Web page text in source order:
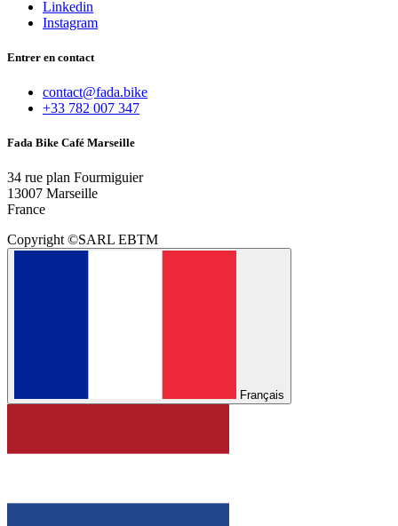
Linkedin
Instagram
Entrer en contact
contact@fada.bike
+33 782 007 347
Fada Bike Café Marseille
34 rue plan Fourmiguier
13007 Marseille
France
Copyright ©SARL EBTM
Français